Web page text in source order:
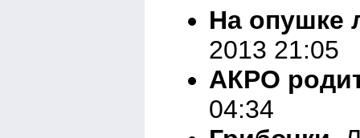
На опушке
2013 21:05
АКРО
04:34